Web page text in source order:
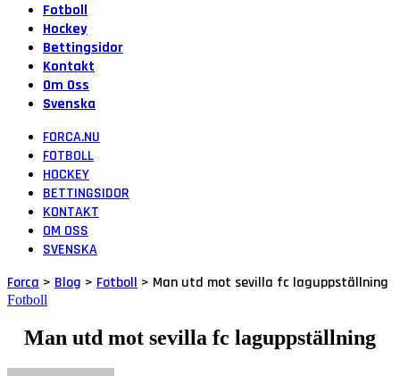
Fotboll
Hockey
Bettingsidor
Kontakt
Om Oss
Svenska
FORCA.NU
FOTBOLL
HOCKEY
BETTINGSIDOR
KONTAKT
OM OSS
SVENSKA
Forca > Blog > Fotboll > Man utd mot sevilla fc laguppställning
Fotboll
Man utd mot sevilla fc laguppställning